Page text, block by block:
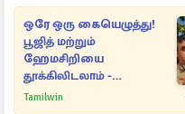
ஒரே ஒரு கையெழுத்து!
பூஜித் மற்றும்
ஹேமசிறியை
தூக்கிலிடலாம் -
அநுரவுக்குச் சென்ற
Tamilwin